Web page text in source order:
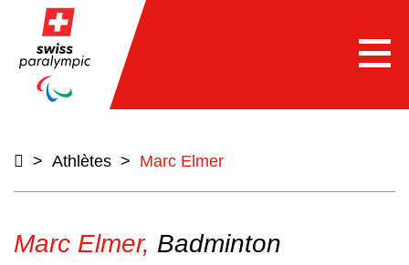
> Athlètes > Marc Elmer
Marc Elmer, Badminton